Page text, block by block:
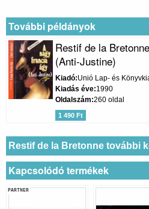
További példányok
Restif de la
(Anti-Justine)
Kiadó Unió Lap- és
Kiadás éve 1990
Oldalszám 260 oldal
1 490 Ft
Restif de la Bretonne további
Kapcsolódó termékek
PARTNER